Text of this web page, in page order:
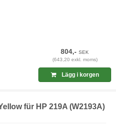
804,-SEK
(643,20 exkl. moms)
Lägg i korgen
für HP 219A (W2193A)